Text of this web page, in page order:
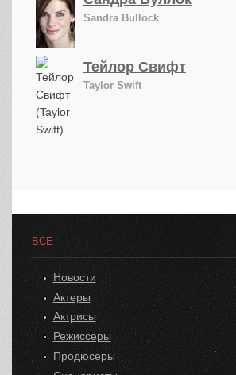
Sandra Bullock
Тейлор Свифт
Taylor Swift
ВСЕ
Новости
Актеры
Актрисы
Режиссеры
Продюсеры